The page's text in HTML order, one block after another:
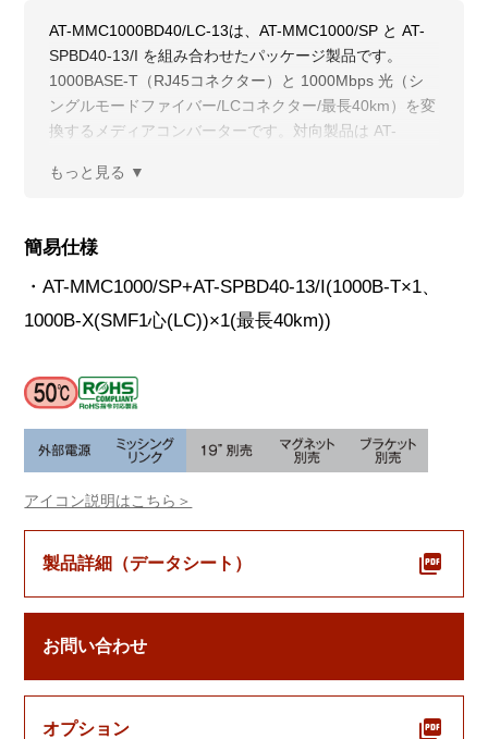
AT-MMC1000BD40/LC-13は、AT-MMC1000/SP と AT-
SPBD40-13/I を組み合わせたパッケージ製品です。
1000BASE-T（RJ45コネクター）と 1000Mbps 光（シ
ングルモードファイバー/LCコネクター/最長40km）を変
換するメディアコンバーターです。対向製品は AT-
簡易仕様
・AT-MMC1000/SP+AT-SPBD40-13/I(1000B-T×1、
1000B-X(SMF1心(LC))×1(最長40km))
アイコン説明はこちら＞
製品詳細（データシート）
お問い合わせ
オプション